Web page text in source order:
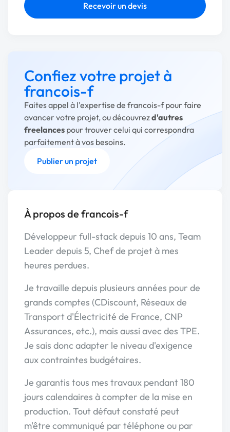
Recevoir un devis
Confiez votre projet à
francois-f
Faites appel à l'expertise de francois-f pour faire
avancer votre projet, ou découvrezd'autres
freelances pour trouver celui qui correspondra
parfaitement à vos besoins.
Publier un projet
À propos de francois-f
Développeur full-stack depuis 10 ans, Team
Leader depuis 5, Chef de projet à mes
heures perdues.
Je travaille depuis plusieurs années pour de
grands comptes (CDiscount, Réseaux de
Transport d'Électricité de France, CNP
Assurances, etc.), mais aussi avec des TPE.
Je sais donc adapter le niveau d'exigence
aux contraintes budgétaires.
Je garantis tous mes travaux pendant 180
jours calendaires à compter de la mise en
production. Tout défaut constaté peut
m'être communiqué par téléphone ou par